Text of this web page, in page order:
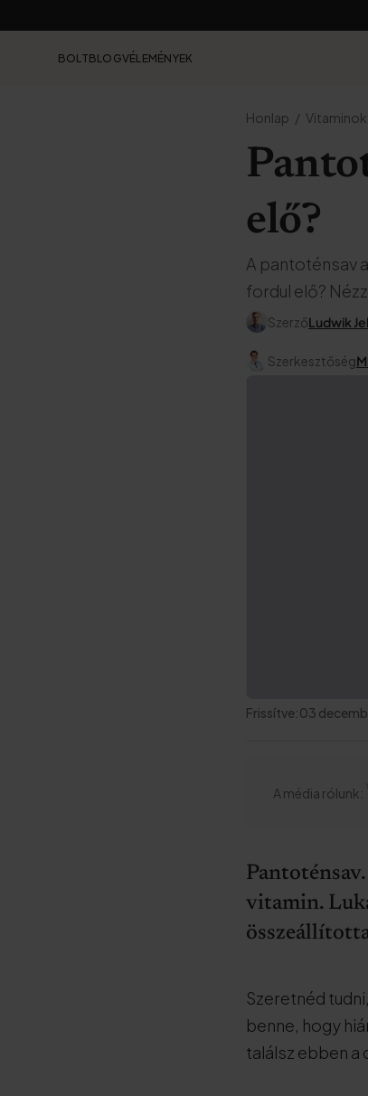
BOLTBLOGVÉLEMÉNYEK
Honlap Vitaminok
elő?
A pantoténsav
fordul elő?
SzerzőLudwik
Szerkesztőség
Frissítve:03
A média rólunk:
vitamin.
Szeretnéd
benne, hogy
találsz ebben a